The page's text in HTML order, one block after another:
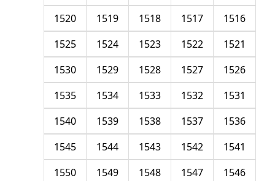
1516
1517
1518
1519
1520
1521
1522
1523
1524
1525
1526
1527
1528
1529
1530
1531
1532
1533
1534
1535
1536
1537
1538
1539
1540
1541
1542
1543
1544
1545
1546
1547
1548
1549
1550